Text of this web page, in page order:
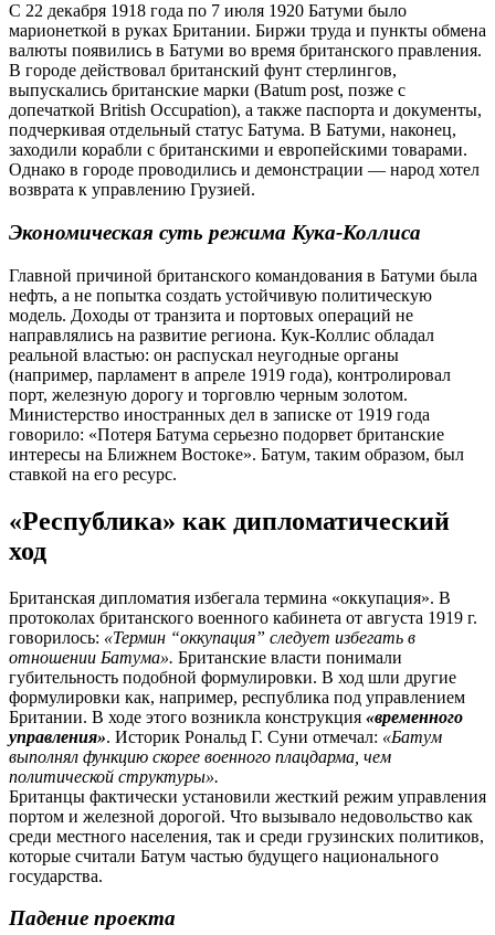
С 22 декабря 1918 года по 7 июля 1920 Батуми было
марионеткой в руках Британии. Биржи труда и пункты обмена
валюты появились в Батуми во время британского правления.
В городе действовал британский фунт стерлингов,
выпускались британские марки (Batum post, позже с
допечаткой British Occupation), а также паспорта и документы,
подчеркивая отдельный статус Батума. В Батуми, наконец,
заходили корабли с британскими и европейскими товарами.
Однако в городе проводились и демонстрации — народ хотел
возврата к управлению Грузией.
Экономическая суть режима Кука-Коллиса
Главной причиной британского командования в Батуми была
нефть, а не попытка создать устойчивую политическую
модель. Доходы от транзита и портовых операций не
направлялись на развитие региона. Кук-Коллис обладал
реальной властью: он распускал неугодные органы
(например, парламент в апреле 1919 года), контролировал
порт, железную дорогу и торговлю черным золотом.
Министерство иностранных дел в записке от 1919 года
говорило: «Потеря Батума серьезно подорвет британские
интересы на Ближнем Востоке». Батум, таким образом, был
ставкой на его ресурс.
«Республика» как дипломатический
ход
Британская дипломатия избегала термина «оккупация». В
протоколах британского военного кабинета от августа 1919 г.
говорилось: «Термин “оккупация” следует избегать в
отношении Батума». Британские власти понимали
губительность подобной формулировки. В ход шли другие
формулировки как, например, республика под управлением
Британии. В ходе этого возникла конструкция «временного
управления». Историк Рональд Г. Суни отмечал: «Батум
выполнял функцию скорее военного плацдарма, чем
политической структуры».
Британцы фактически установили жесткий режим управления
портом и железной дорогой. Что вызывало недовольство как
среди местного населения, так и среди грузинских политиков,
которые считали Батум частью будущего национального
государства.
Падение проекта